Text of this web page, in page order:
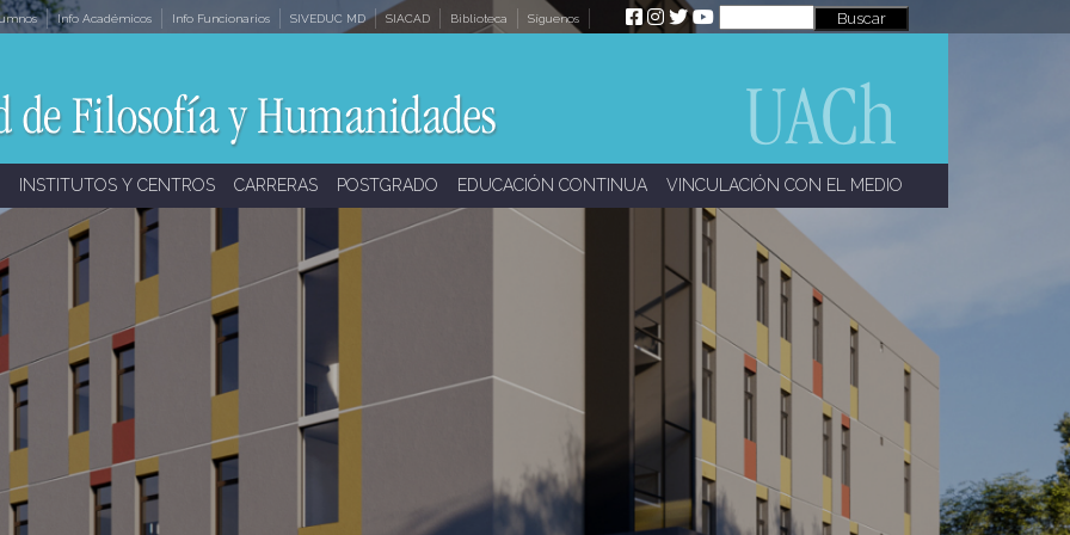
Info Académicos Info Funcionarios SIVEDUC MD SIACAD Biblioteca Síguenos
INSTITUTOS Y CENTROS CARRERAS POSTGRADO EDUCACIÓN CONTINUA VINCULACIÓN CON EL MEDIO